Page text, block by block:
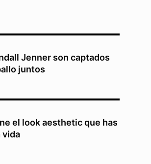
Jenner son captados
juntos
el look aesthetic que has
vida